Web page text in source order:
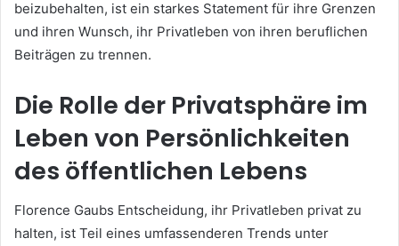
beizubehalten, ist ein starkes Statement für ihre Grenzen
und ihren Wunsch, ihr Privatleben von ihren beruflichen
Beiträgen zu trennen.
Die Rolle der Privatsphäre im
Leben von Persönlichkeiten
des öffentlichen Lebens
Florence Gaubs Entscheidung, ihr Privatleben privat zu
halten, ist Teil eines umfassenderen Trends unter